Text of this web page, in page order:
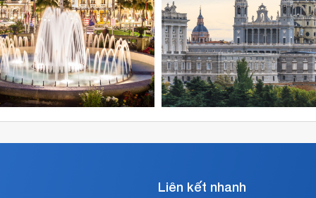
máy
bay
đi
Tây
Ban
Nha
được
thác
bới
hàng
Liên kết nhanh